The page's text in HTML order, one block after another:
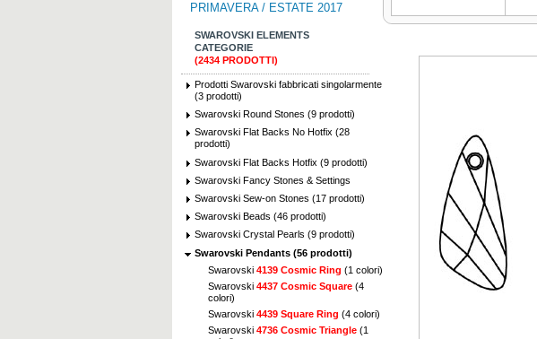
PRIMAVERA / ESTATE 2017
SWAROVSKI ELEMENTS
CATEGORIE
(2434 PRODOTTI)
Prodotti Swarovski fabbricati singolarmente
(3 prodotti)
Swarovski Round Stones (9 prodotti)
Swarovski Flat Backs No Hotfix (28
prodotti)
Swarovski Flat Backs Hotfix (9 prodotti)
Swarovski Fancy Stones & Settings
Swarovski Sew-on Stones (17 prodotti)
Swarovski Beads (46 prodotti)
Swarovski Crystal Pearls (9 prodotti)
Swarovski Pendants (56 prodotti)
Swarovski 4139 Cosmic Ring (1 colori)
Swarovski 4437 Cosmic Square (4
colori)
Swarovski 4439 Square Ring (4 colori)
Swarovski 4736 Cosmic Triangle (1